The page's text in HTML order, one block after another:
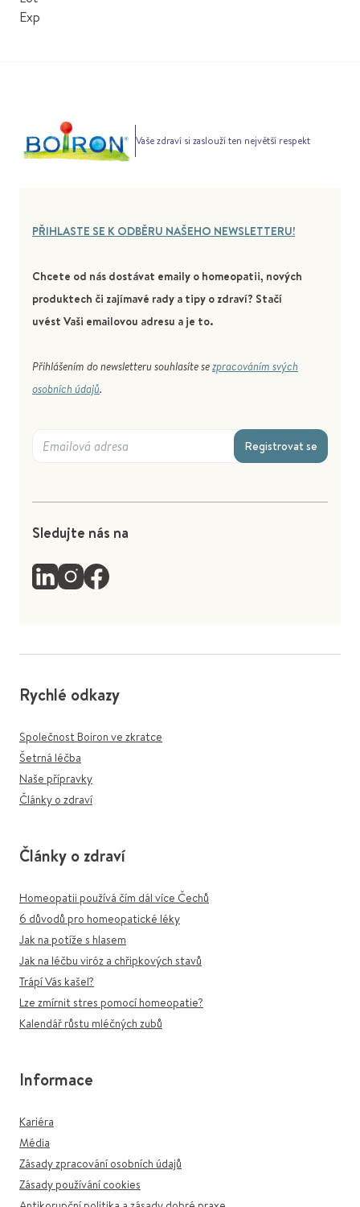
Exp
Vaše zdraví si zaslouží ten největší respekt
PŘIHLASTE SE K ODBĚRU NAŠEHO NEWSLETTERU!
Chcete od nás dostávat emaily o homeopatii, nových
produktech či zajímavé rady a tipy o zdraví? Stačí
uvést Vaši emailovou adresu a je to.
Přihlášením do newsletteru souhlasíte sezpracováním svých
osobních údajů.
Registrovat se
Sledujte nás na
Rychlé odkazy
Společnost Boiron ve zkratce
Šetrná léčba
Naše přípravky
Články o zdraví
Články o zdraví
Homeopatii používá čím dál více Čechů
6 důvodů pro homeopatické léky
Jak na potíže s hlasem
Jak na léčbu viróz a chřipkových stavů
Trápí Vás kašel?
Lze zmírnit stres pomocí homeopatie?
Kalendář růstu mléčných zubů
Informace
Kariéra
Média
Zásady zpracování osobních údajů
Zásady používání cookies